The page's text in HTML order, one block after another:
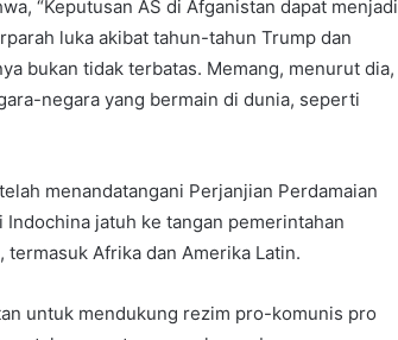
“Keputusan AS di Afganistan dapat menjadi
luka akibat tahun-tahun Trump dan
bukan tidak terbatas. Memang, menurut dia,
negara yang bermain di dunia, seperti
menandatangani Perjanjian Perdamaian
jatuh ke tangan pemerintahan
Afrika dan Amerika Latin.
untuk mendukung rezim pro-komunis pro